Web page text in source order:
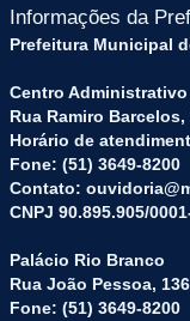
Informações da
Prefeitura Municipal
Centro Administrativo
Rua Ramiro Barcelos,
Horário de
Fone: (51) 3649-8200
Contato:
CNPJ 90.895.905/
Palácio Rio Branco
Rua João Pessoa,
Fone: (51) 3649-8200